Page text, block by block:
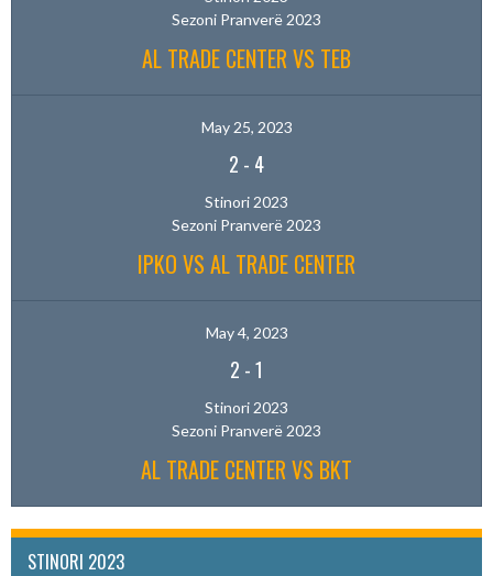
Sezoni Pranverë 2023
AL TRADE CENTER VS TEB
May 25, 2023
2 - 4
Stinori 2023
Sezoni Pranverë 2023
IPKO VS AL TRADE CENTER
May 4, 2023
2 -1
Stinori 2023
Sezoni Pranverë 2023
AL TRADE CENTER VS BKT
STINORI 2023